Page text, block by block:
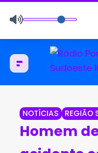
NOTÍCIAS REGIÃO
Homem